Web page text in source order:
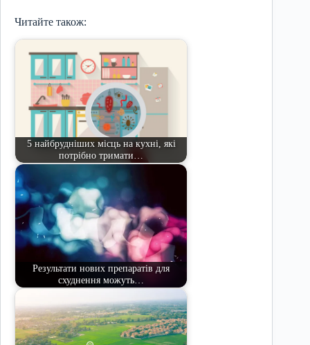
Читайте також:
5 найбрудніших місць на кухні, які
потрібно тримати…
Результати нових препаратів для
схуднення можуть…